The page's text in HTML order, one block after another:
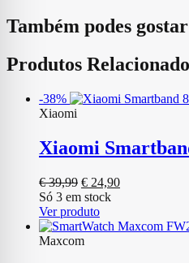
Também podes gostar
Produtos
-38%
Xiaomi
Xiaomi
€39,99 O
preço
original
era:
€ 39,99.
€ 24,90O
é:
Só 3 em stock
Ver produto
Maxcom